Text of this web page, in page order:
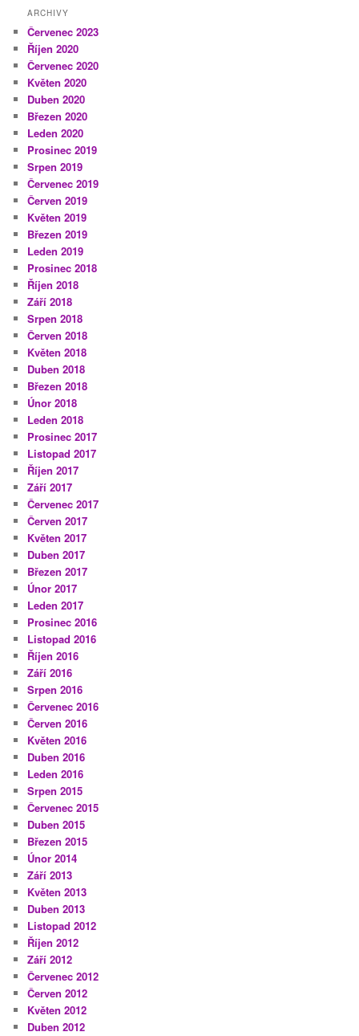
ARCHIVY
Červenec 2023
Říjen 2020
Červenec 2020
Květen 2020
Duben 2020
Březen 2020
Leden 2020
Prosinec 2019
Srpen 2019
Červenec 2019
Červen 2019
Květen 2019
Březen 2019
Leden 2019
Prosinec 2018
Říjen 2018
Září 2018
Srpen 2018
Červen 2018
Květen 2018
Duben 2018
Březen 2018
Únor 2018
Leden 2018
Prosinec 2017
Listopad 2017
Říjen 2017
Září 2017
Červenec 2017
Červen 2017
Květen 2017
Duben 2017
Březen 2017
Únor 2017
Leden 2017
Prosinec 2016
Listopad 2016
Říjen 2016
Září 2016
Srpen 2016
Červenec 2016
Červen 2016
Květen 2016
Duben 2016
Leden 2016
Srpen 2015
Červenec 2015
Duben 2015
Březen 2015
Únor 2014
Září 2013
Květen 2013
Duben 2013
Listopad 2012
Říjen 2012
Září 2012
Červenec 2012
Červen 2012
Květen 2012
Duben 2012